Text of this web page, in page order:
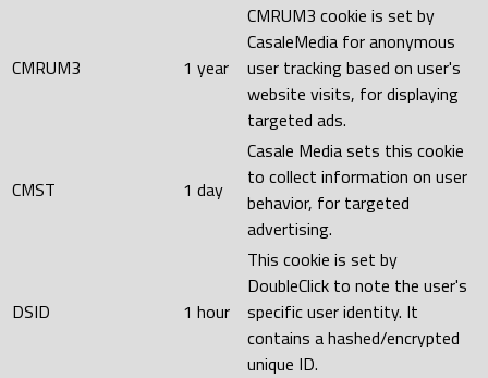
CMRUM3 1 year
CMRUM3 cookie is set by
CasaleMedia for anonymous
user tracking based on user's
website visits, for displaying
targeted ads.
CMST 1 day
Casale Media sets this cookie
to collect information on user
behavior, for targeted
advertising.
DSID 1 hour
This cookie is set by
DoubleClick to note the user's
specific user identity. It
contains a hashed/encrypted
unique ID.